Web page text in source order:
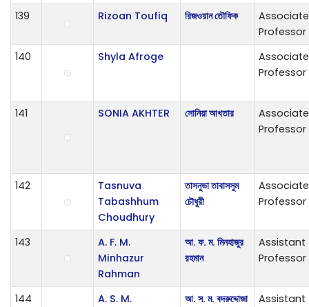
139
Rizoan Toufiq রিজওয়ান তৌফিক
Associate
Professor
140
Shyla Afroge
Associate
Professor
141 SONIA AKHTER সোনিয়া আখতার
Associate
Professor
142
Tasnuva
Tabashhum
Choudhury
তাসনুভা তাবাসসুম
চৌধুরী
Associate
Professor
143
A. F. M.
Minhazur
Rahman
আ. ফ. ম. মিনহাজুর
রহমান
Assistant
Professor
144
A. S. M.
আ. স. ম. বদরুদ্দোজা
Assistant